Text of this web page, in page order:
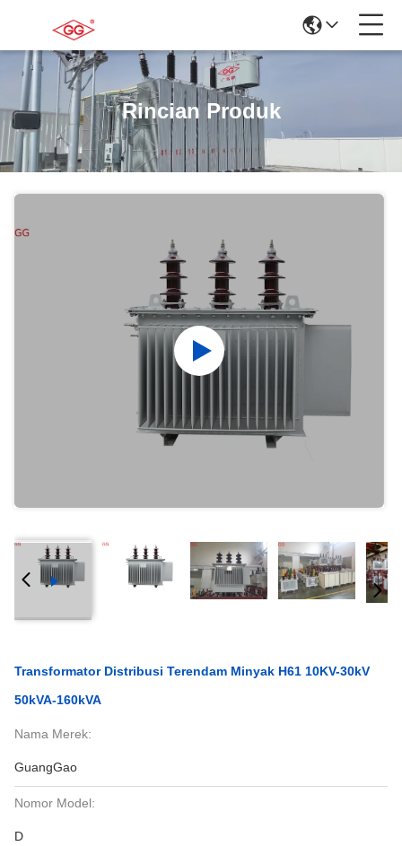
Rincian Produk
Transformator Distribusi Terendam Minyak H61 10KV-30kV
50kVA-160kVA
Nama Merek:
GuangGao
Nomor Model:
D